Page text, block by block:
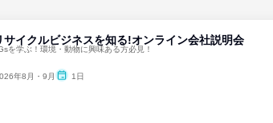
サイクルビジネスを知る!オンライン会社説明会
を学ぶ！環境・動物に興味ある方必見！
年8月・9月 1日